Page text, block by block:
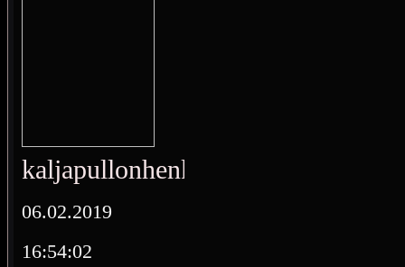
kaljapullonhenki
06.02.2019
16:54:02